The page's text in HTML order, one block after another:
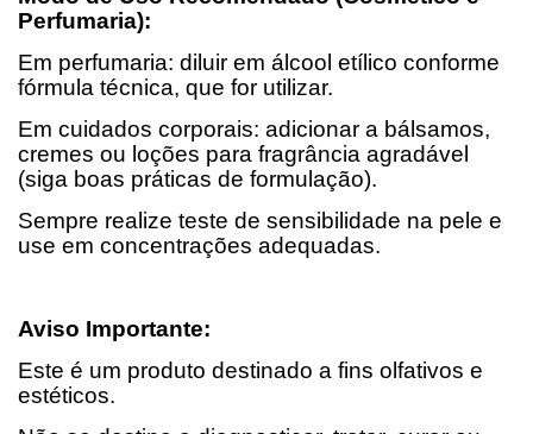
Perfumaria):
Em perfumaria: diluir em álcool etílico conforme
fórmula técnica, que for utilizar.
Em cuidados corporais: adicionar a bálsamos,
cremes ou loções para fragrância agradável
(siga boas práticas de formulação).
Sempre realize teste de sensibilidade na pele e
use em concentrações adequadas.
Aviso Importante:
Este é um produto destinado a fins olfativos e
estéticos.